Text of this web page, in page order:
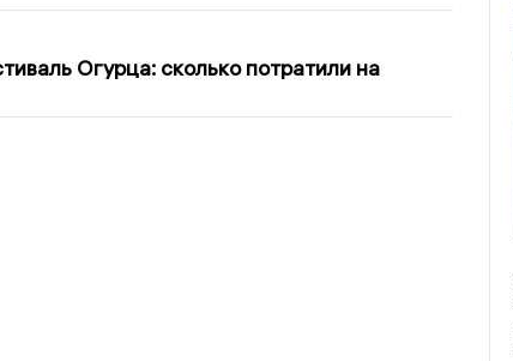
Огурца: сколько потратили на